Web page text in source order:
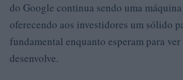
do Google continua sendo uma
oferecendo aos investidores um sólido
fundamental enquanto esperam para
desenvolve.